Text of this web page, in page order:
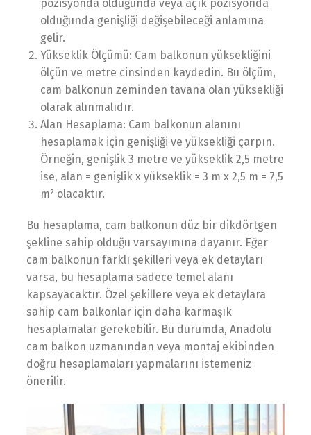
pozisyonda olduğunda veya açık pozisyonda
olduğunda genişliği değişebileceği anlamına
gelir.
Yükseklik Ölçümü: Cam balkonun yüksekliğini
ölçün ve metre cinsinden kaydedin. Bu ölçüm,
cam balkonun zeminden tavana olan yüksekliği
olarak alınmalıdır.
Alan Hesaplama: Cam balkonun alanını
hesaplamak için genişliği ve yüksekliği çarpın.
Örneğin, genişlik 3 metre ve yükseklik 2,5 metre
ise, alan = genişlik x yükseklik = 3 m x 2,5 m = 7,5
m² olacaktır.
Bu hesaplama, cam balkonun düz bir dikdörtgen
şekline sahip olduğu varsayımına dayanır. Eğer
cam balkonun farklı şekilleri veya ek detayları
varsa, bu hesaplama sadece temel alanı
kapsayacaktır. Özel şekillere veya ek detaylara
sahip cam balkonlar için daha karmaşık
hesaplamalar gerekebilir. Bu durumda, Anadolu
cam balkon uzmanından veya montaj ekibinden
doğru hesaplamaları yapmalarını istemeniz
önerilir.